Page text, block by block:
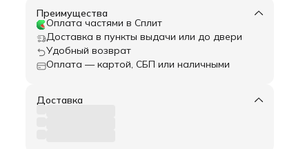
Преимущества
Оплата частями в Сплит
Доставка в пункты выдачи или до двери
Удобный возврат
Оплата — картой, СБП или наличными
Доставка